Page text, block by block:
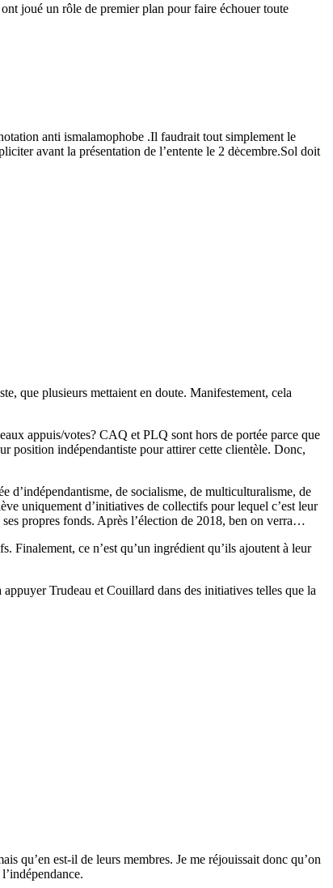
joué un rôle de premier plan pour faire échouer toute
anti ismalamophobe .Il faudrait tout simplement le
avant la présentation de l’entente le 2 dėcembre.Sol doit
que plusieurs mettaient en doute. Manifestement, cela
appuis/votes? CAQ et PLQ sont hors de portée parce que
position indépendantiste pour attirer cette clientèle. Donc,
d’indépendantisme, de socialisme, de multiculturalisme, de
uniquement d’initiatives de collectifs pour lequel c’est leur
propres fonds. Après l’élection de 2018, ben on verra…
Finalement, ce n’est qu’un ingrédient qu’ils ajoutent à leur
Trudeau et Couillard dans des initiatives telles que la
qu’en est-il de leurs membres. Je me réjouissait donc qu’on